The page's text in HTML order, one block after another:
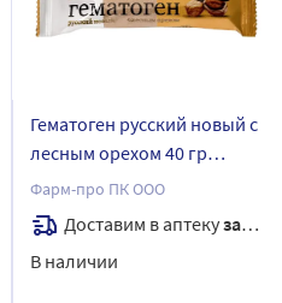
Гематоген русский новый с
лесным орехом 40 гр
плитка
Фарм-про ПК ООО
Доставим в аптекузавтра
В наличии